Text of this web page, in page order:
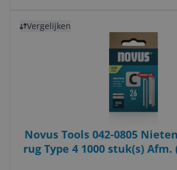
Vergelijken
Novus Tools 042-0805
rug Type 4 1000 stuk(s) Afm.